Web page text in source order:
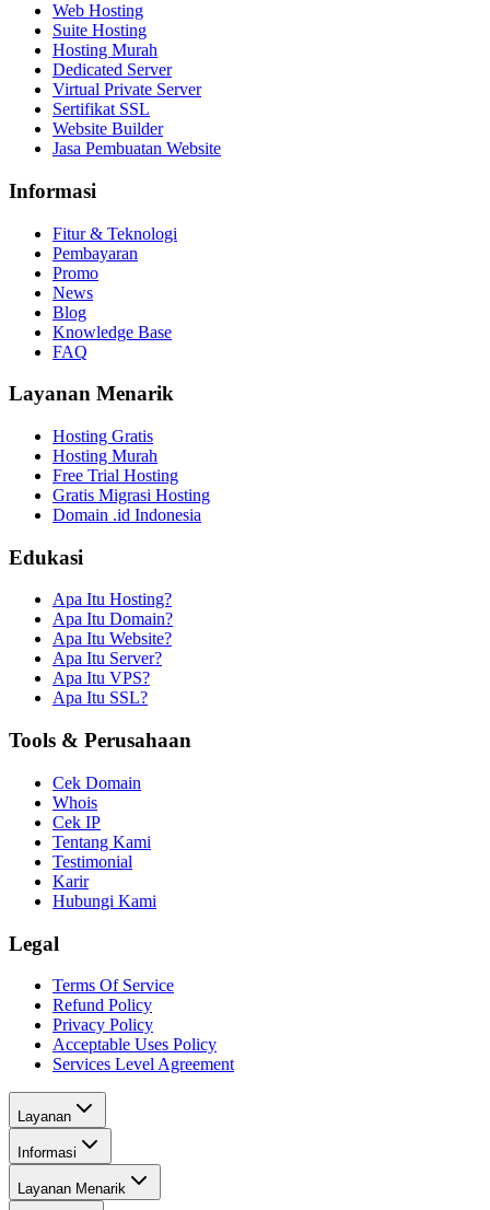
Web Hosting
Suite Hosting
Hosting Murah
Dedicated Server
Virtual Private Server
Sertifikat SSL
Website Builder
Jasa Pembuatan Website
Informasi
Fitur & Teknologi
Pembayaran
Promo
News
Blog
Knowledge Base
FAQ
Layanan Menarik
Hosting Gratis
Hosting Murah
Free Trial Hosting
Gratis Migrasi Hosting
Domain .id Indonesia
Edukasi
Apa Itu Hosting?
Apa Itu Domain?
Apa Itu Website?
Apa Itu Server?
Apa Itu VPS?
Apa Itu SSL?
Tools & Perusahaan
Cek Domain
Whois
Cek IP
Tentang Kami
Testimonial
Karir
Hubungi Kami
Legal
Terms Of Service
Refund Policy
Privacy Policy
Acceptable Uses Policy
Services Level Agreement
Layanan
Informasi
Layanan Menarik